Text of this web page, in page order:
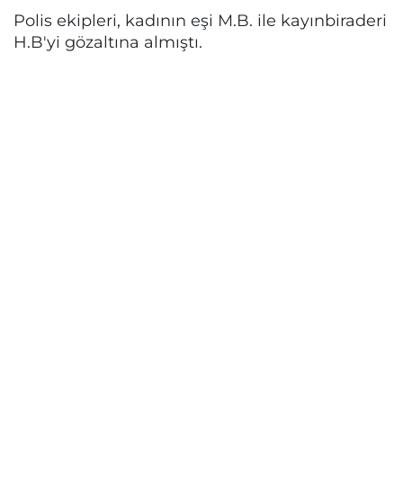
Polis ekipleri, kadının eşi M.B. ile kayınbiraderi
H.B'yi gözaltına almıştı.